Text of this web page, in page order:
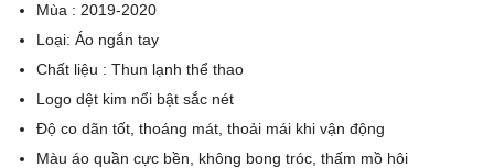
120.000 ₫.
Mùa : 2019-2020
Loại: Áo ngắn tay
Chất liệu : Thun lạnh thể thao
Logo dệt kim nổi bật sắc nét
Độ co dãn tốt, thoáng mát, thoải mái khi vận động
Màu áo quần cực bền, không bong tróc, thấm mồ hôi